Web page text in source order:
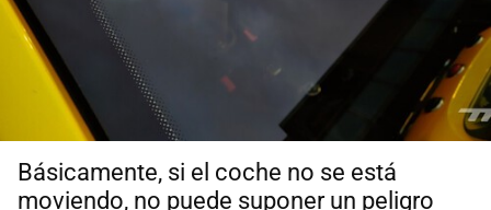
Básicamente, si el coche no se está
moviendo, no puede suponer un peligro